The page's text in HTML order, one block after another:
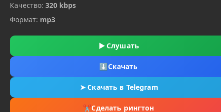
Качество: 320 kbps
Формат: mp3
▶ Слушать
⬇Скачать
➤Скачать в Telegram
✂Сделать рингтон